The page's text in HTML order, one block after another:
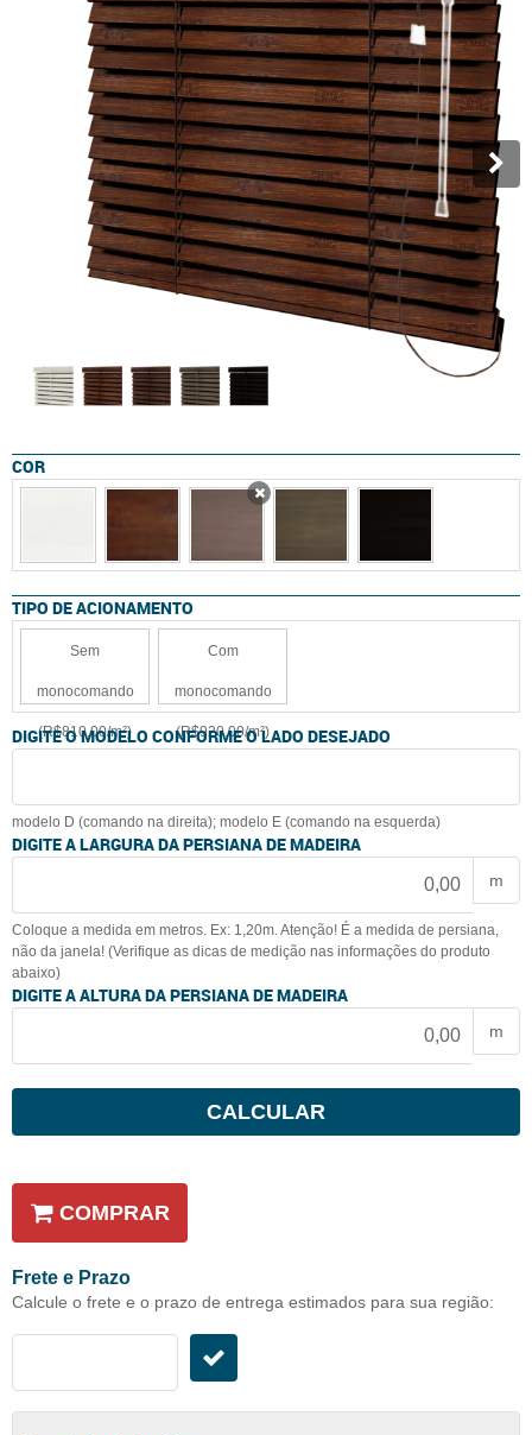
COR
TIPO DE ACIONAMENTO
Sem
monocomando
(R$810,00/m²)
Com
monocomando
(R$920,00/m²)
DIGITE O MODELO CONFORME O LADO DESEJADO
modelo D (comando na direita); modelo E (comando na esquerda)
DIGITE A LARGURA DA PERSIANA DE MADEIRA
m
Coloque a medida em metros. Ex: 1,20m. Atenção! É a medida de persiana,
não da janela! (Verifique as dicas de medição nas informações do produto
abaixo)
DIGITE A ALTURA DA PERSIANA DE MADEIRA
m
CALCULAR
COMPRAR
Frete e Prazo
Calcule o frete e o prazo de entrega estimados para sua região: